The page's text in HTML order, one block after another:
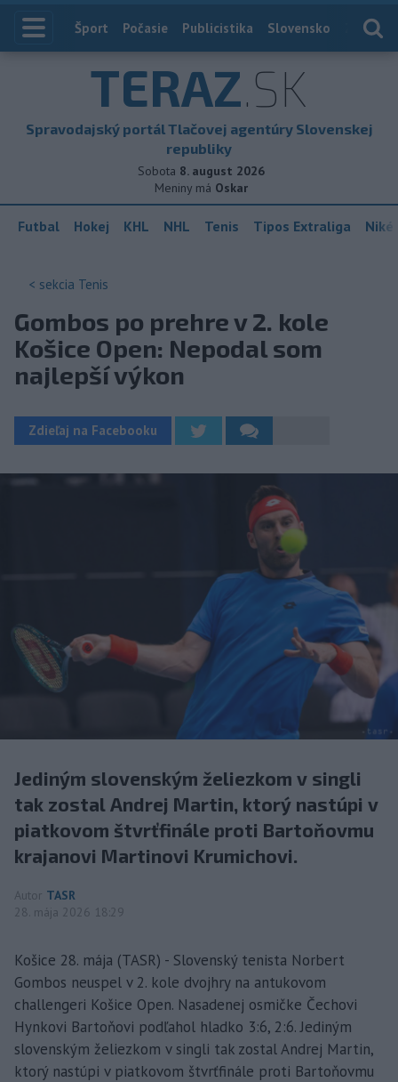
Index
Šport Počasie Publicistika Slovensko
TERAZ.SK
Spravodajský portál Tlačovej agentúry Slovenskej
republiky
Sobota 8. august 2026
Meniny má Oskar
Futbal Hokej KHL NHL Tenis Tipos Extraliga
< sekcia Tenis
Gombos po prehre v 2. kole
Košice Open: Nepodal som
najlepší výkon
Zdieľaj na Facebooku
Jediným slovenským želiezkom v singli
tak zostal Andrej Martin, ktorý nastúpi v
piatkovom štvrťfinále proti Bartoňovmu
krajanovi Martinovi Krumichovi.
Autor TASR
28. mája 2026 18:29
Košice 28. mája (TASR) - Slovenský tenista Norbert
Gombos neuspel v 2. kole dvojhry na antukovom
challengeri Košice Open. Nasadenej osmičke Čechovi
Hynkovi Bartoňovi podľahol hladko 3:6, 2:6. Jediným
slovenským želiezkom v singli tak zostal Andrej Martin,
ktorý nastúpi v piatkovom štvrťfinále proti Bartoňovmu